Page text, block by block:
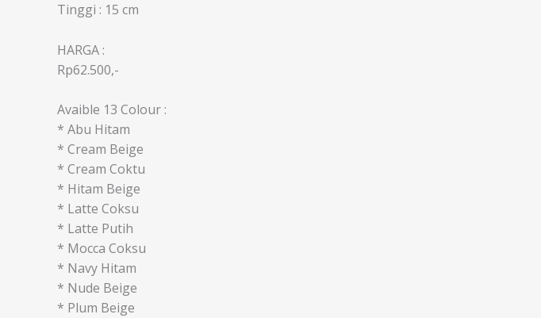
Tinggi : 15 cm
HARGA :
Rp62.500,-
Avaible 13 Colour :
* Abu Hitam
* Cream Beige
* Cream Coktu
* Hitam Beige
* Latte Coksu
* Latte Putih
* Mocca Coksu
* Navy Hitam
* Nude Beige
* Plum Beige